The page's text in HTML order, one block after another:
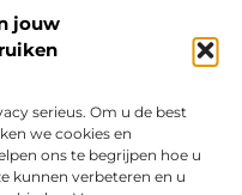
jouw
serieus. Om u de best
we cookies en
ons te begrijpen hoe u
kunnen verbeteren en u
Right Reserved.